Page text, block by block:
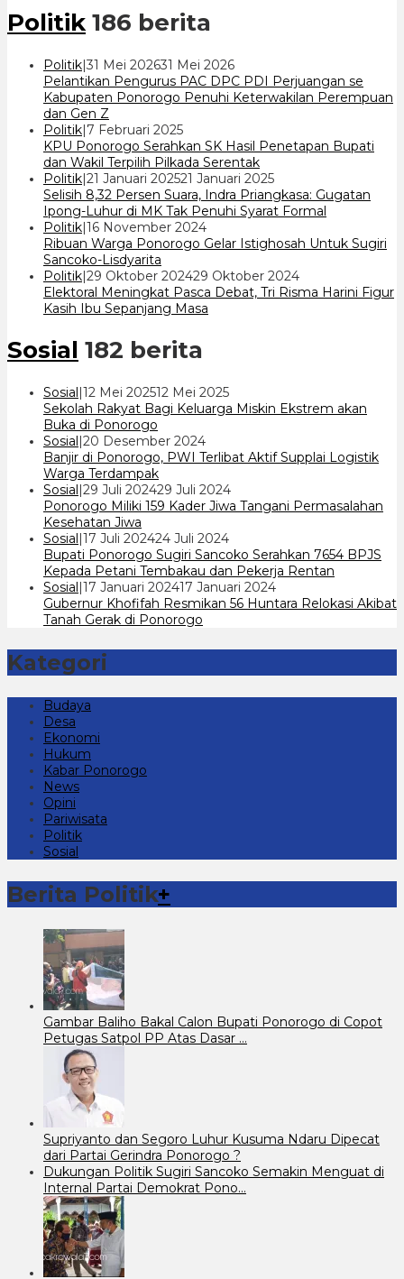
Politik 186 berita
Politik|31 Mei 202631 Mei 2026oleh
cakrawala
7
Pelantikan Pengurus PAC DPC PDI Perjuangan se
Kabupaten Ponorogo Penuhi Keterwakilan Perempuan
dan Gen Z
Politik|7 Februari 2025oleh
cakrawala
7
KPU Ponorogo Serahkan SK Hasil Penetapan Bupati
dan Wakil Terpilih Pilkada Serentak
Politik|21 Januari 202521 Januari 2025oleh
cakrawala
7
Selisih 8,32 Persen Suara, Indra Priangkasa: Gugatan
Ipong-Luhur di MK Tak Penuhi Syarat Formal
Politik|16 November 2024oleh
cakrawala
Ribuan Warga Ponorogo Gelar Istighosah Untuk Sugiri
Sancoko-Lisdyarita
Politik|29 Oktober 202429 Oktober 2024oleh
cakrawala
Elektoral Meningkat Pasca Debat, Tri Risma Harini Figur
Kasih Ibu Sepanjang Masa
Sosial 182 berita
Sosial|12 Mei 202512 Mei 2025oleh
cakrawala
Sekolah Rakyat Bagi Keluarga Miskin Ekstrem akan
Buka di Ponorogo
Sosial|20 Desember 2024oleh
cakrawala
Banjir di Ponorogo, PWI Terlibat Aktif Supplai Logistik
Warga Terdampak
Sosial|29 Juli 202429 Juli 2024oleh
cakrawala
Ponorogo Miliki 159 Kader Jiwa Tangani Permasalahan
Kesehatan Jiwa
Sosial|17 Juli 202424 Juli 2024oleh
cakrawala
7
Bupati Ponorogo Sugiri Sancoko Serahkan 7654 BPJS
Kepada Petani Tembakau dan Pekerja Rentan
Sosial|17 Januari 202417 Januari 2024oleh
cakrawala
Gubernur Khofifah Resmikan 56 Huntara Relokasi Akibat
Tanah Gerak di Ponorogo
Kategori
Budaya
Desa
Ekonomi
Hukum
Kabar Ponorogo
News
Opini
Pariwisata
Politik
Sosial
Berita Politik+
Gambar Baliho Bakal Calon Bupati Ponorogo di Copot
Petugas Satpol PP Atas Dasar …
Supriyanto dan Segoro Luhur Kusuma Ndaru Dipecat
dari Partai Gerindra Ponorogo ?
Dukungan Politik Sugiri Sancoko Semakin Menguat di
Internal Partai Demokrat Pono…